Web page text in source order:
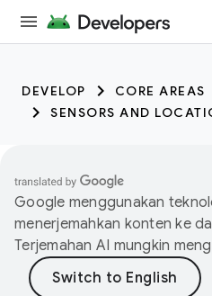
DEVELOP
CORE AREAS
SENSORS AND
Google menggunakan
menerjemahkan konten ke
Terjemahan AI mungkin